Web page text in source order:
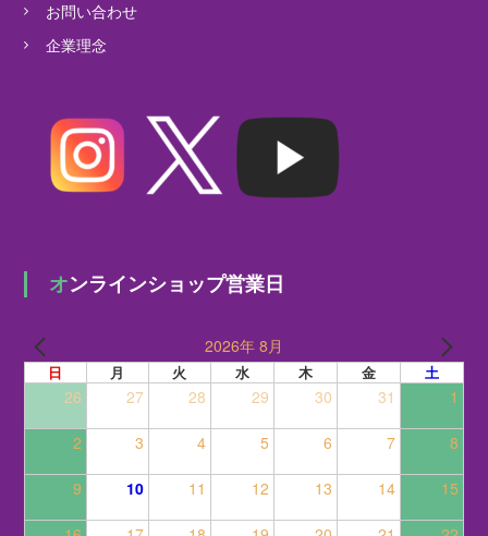
お問い合わせ
企業理念
オンラインショップ営業日
2026年 8月
日 月 火 水 木 金 土
26 27 28 29 30 31 1
2 3 4 5 6 7 8
9 10 11 12 13 14 15